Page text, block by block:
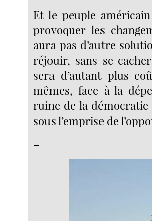
Et le peuple
provoquer les
aura pas d’autre
réjouir, sans se
sera d’autant plus
mêmes, face à la
ruine de la
sous l’emprise de
–